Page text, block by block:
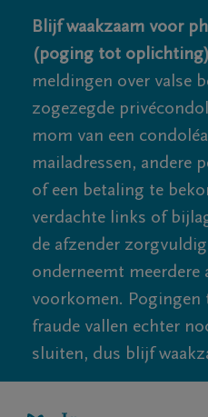
Blijf waakzaam voor
(poging tot
meldingen over valse
zogezegde
mom van een
mailadressen, andere
of een betaling te
verdachte links of
de afzender
onderneemt
voorkomen.
fraude vallen echter
sluiten, dus blijf